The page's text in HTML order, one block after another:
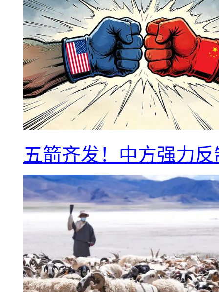
五箭齐发！中方强力